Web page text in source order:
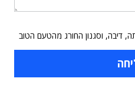
דיבה, וסגנון החורג מהטעם הטוב